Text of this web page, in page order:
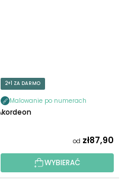
2+1 ZA DARMO
Malowanie po numerach
Akordeon
od zł87,90
WYBIERAĆ